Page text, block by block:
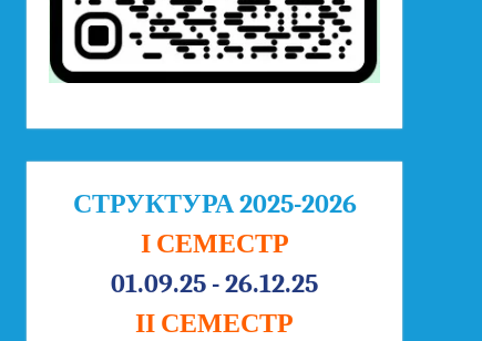
СТРУКТУРА 2025-2026
І СЕМЕСТР
01.09.25 - 26.12.25
ІІ СЕМЕСТР